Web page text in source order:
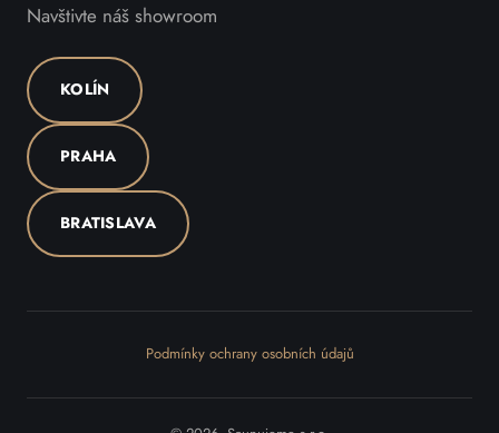
Navštivte náš showroom
KOLÍN
PRAHA
BRATISLAVA
Podmínky ochrany osobních údajů